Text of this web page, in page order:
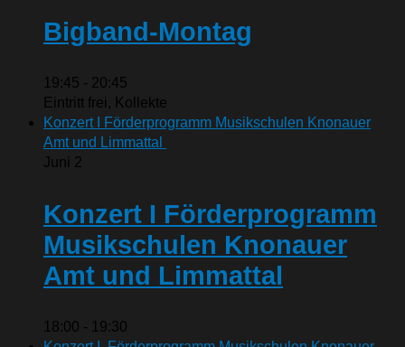
Bigband-Montag
19:45 - 20:45
Eintritt frei, Kollekte
Konzert I Förderprogramm Musikschulen Knonauer
Amt und Limmattal
Juni 2
Konzert I Förderprogramm
Musikschulen Knonauer
Amt und Limmattal
18:00 - 19:30